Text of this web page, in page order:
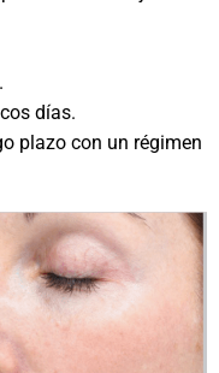
días.
plazo con un régimen